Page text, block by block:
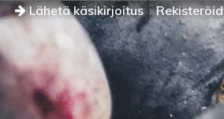
Lähetä käsikirjoitus